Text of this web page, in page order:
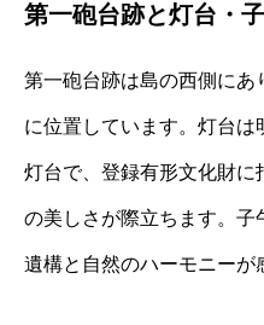
第一砲台跡と灯台・
第一砲台跡は島の西側にあ
に位置しています。灯台
灯台で、登録有形文化財に
の美しさが際立ちます。子
遺構と自然のハーモニーが